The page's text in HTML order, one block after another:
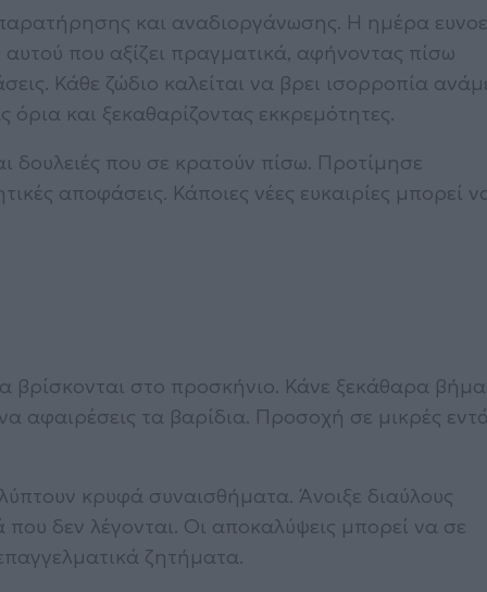
και αναδιοργάνωσης. Η ημέρα
που αξίζει πραγματικά, αφήνοντας πίσω
Κάθε ζώδιο καλείται να βρει ισορροπία
και ξεκαθαρίζοντας εκκρεμότητες.
δουλειές που σε κρατούν πίσω. Προτίμησε
αποφάσεις. Κάποιες νέες ευκαιρίες μπορεί
βρίσκονται στο προσκήνιο. Κάνε ξεκάθαρα
αφαιρέσεις τα βαρίδια. Προσοχή σε μικρές
κρυφά συναισθήματα. Άνοιξε διαύλους
που δεν λέγονται. Οι αποκαλύψεις μπορεί να σε
ζητήματα.